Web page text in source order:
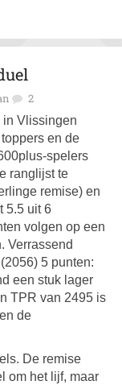
2
in Vlissingen
en de
spelers
ranglijst te
remise) en
5.5 uit 6
volgen op een
Verrassend
5 punten:
een stuk lager
TPR van 2495 is
de
De remise
om het lijf, maar